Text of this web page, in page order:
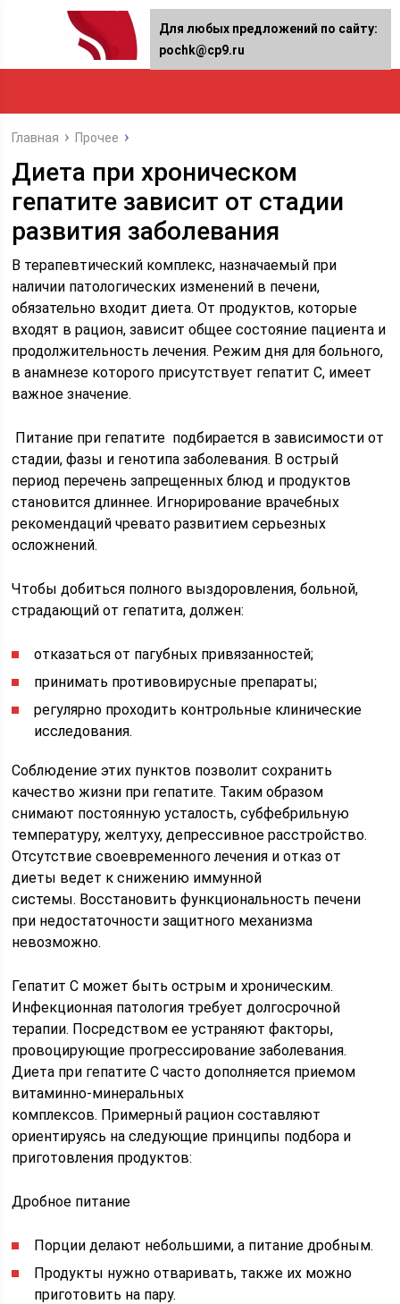
Главная Прочее
Диета при хроническом
гепатите зависит от стадии
развития заболевания
В терапевтический комплекс, назначаемый при
наличии патологических изменений в печени,
обязательно входит диета. От продуктов, которые
входят в рацион, зависит общее состояние пациента и
продолжительность лечения. Режим дня для больного,
в анамнезе которого присутствует гепатит С, имеет
важное значение.
Питание при гепатите подбирается в зависимости от
стадии, фазы и генотипа заболевания. В острый
период перечень запрещенных блюд и продуктов
становится длиннее. Игнорирование врачебных
рекомендаций чревато развитием серьезных
осложнений.
Чтобы добиться полного выздоровления, больной,
страдающий от гепатита, должен:
отказаться от пагубных привязанностей;
принимать противовирусные препараты;
регулярно проходить контрольные клинические
исследования.
Соблюдение этих пунктов позволит сохранить
качество жизни при гепатите. Таким образом
снимают постоянную усталость, субфебрильную
температуру, желтуху, депрессивное расстройство.
Отсутствие своевременного лечения и отказ от
диеты ведет к снижению иммунной
системы. Восстановить функциональность печени
при недостаточности защитного механизма
невозможно.
Гепатит С может быть острым и хроническим.
Инфекционная патология требует долгосрочной
терапии. Посредством ее устраняют факторы,
провоцирующие прогрессирование заболевания.
Диета при гепатите С часто дополняется приемом
витаминно-минеральных
комплексов. Примерный рацион составляют
ориентируясь на следующие принципы подбора и
приготовления продуктов:
Дробное питание
Порции делают небольшими, а питание дробным.
Продукты нужно отваривать, также их можно
приготовить на пару.
Для любых предложений по сайту:
pochk@cp9.ru